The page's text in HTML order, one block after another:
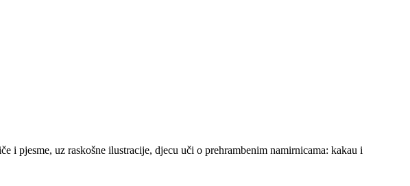
pjesme, uz raskošne ilustracije, djecu uči o prehrambenim namirnicama: kakau i